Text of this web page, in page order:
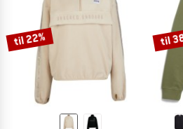
til 22% til